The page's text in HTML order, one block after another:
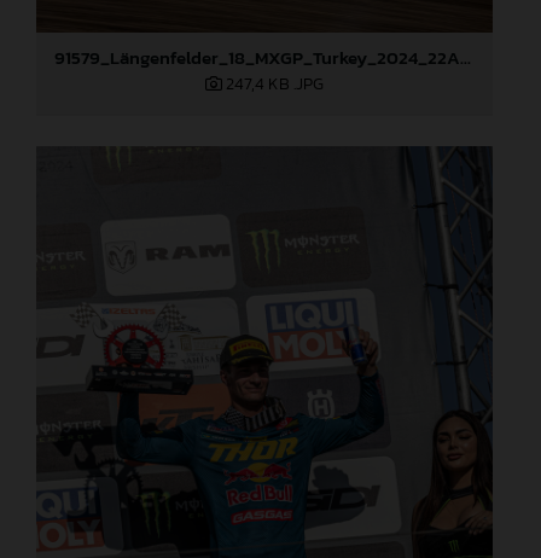
91579_Längenfelder_18_MXGP_Turkey_2024_22A2970
247,4 KB .JPG